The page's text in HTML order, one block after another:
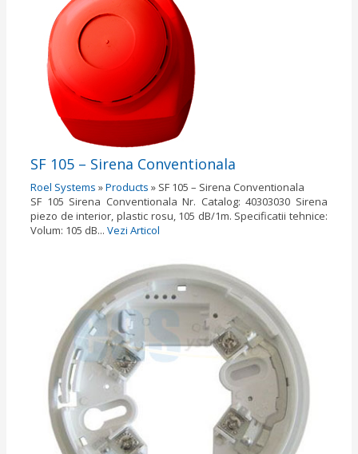
SF 105 – Sirena Conventionala
Roel Systems »Products » SF 105 – Sirena Conventionala
SF 105 Sirena Conventionala Nr. Catalog: 40303030 Sirena
piezo de interior, plastic rosu, 105 dB/1m. Specificatii tehnice:
Volum: 105 dB... Vezi Articol